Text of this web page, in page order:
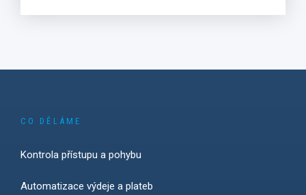
CO DĚLÁME
Kontrola přístupu a pohybu
Automatizace výdeje a plateb